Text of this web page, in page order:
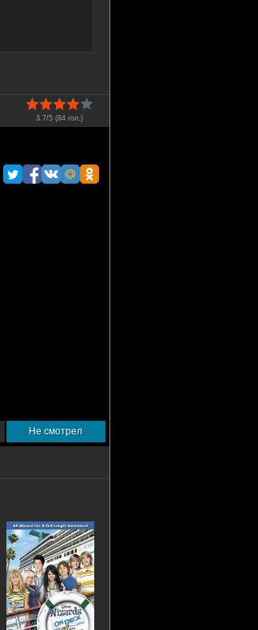
3.7/5 (84 гол.)
Не смотрел